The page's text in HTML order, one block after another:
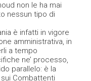
non le ha mai
nessun tipo di
è infatti in vigore
amministrativa, in
a tempo
ne’ processo,
parallelo: è la
sui Combattenti